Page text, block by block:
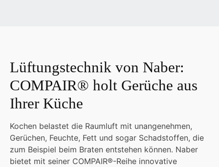
Lüftungstechnik von Naber:
COMPAIR® holt Gerüche aus
Ihrer Küche
Kochen belastet die Raumluft mit unangenehmen,
Gerüchen, Feuchte, Fett und sogar Schadstoffen, die
zum Beispiel beim Braten entstehen können. Naber
bietet mit seiner COMPAIR®-Reihe innovative